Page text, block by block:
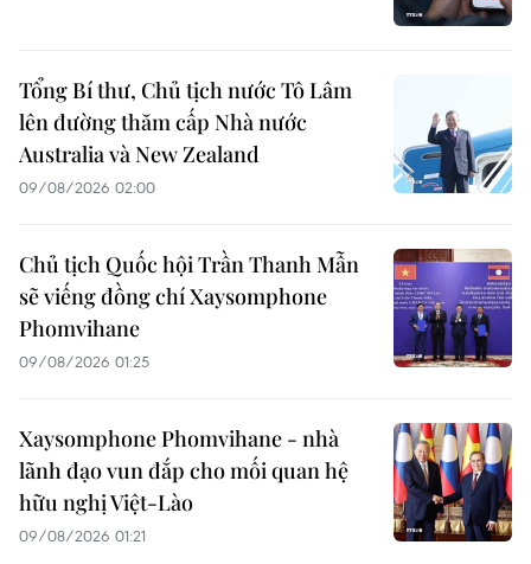
Tổng Bí thư, Chủ tịch nước Tô Lâm
lên đường thăm cấp Nhà nước
Australia và New Zealand
09/08/2026 02:00
Chủ tịch Quốc hội Trần Thanh Mẫn
sẽ viếng đồng chí Xaysomphone
Phomvihane
09/08/2026 01:25
Xaysomphone Phomvihane - nhà
lãnh đạo vun đắp cho mối quan hệ
hữu nghị Việt-Lào
09/08/2026 01:21